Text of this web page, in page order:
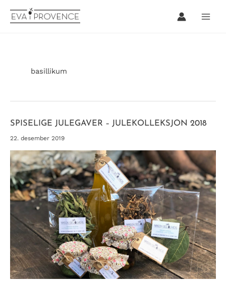
rett
basillikum
SPISELIGE JULEGAVER – JULEKOLLEKSJON 2018
22. desember 2019